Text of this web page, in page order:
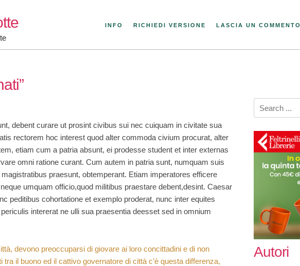
INFO RICHIEDI VERSIONE LASCIA UN COMMENTO
debent curare ut prosint civibus sui nec cuiquam in civitate sua
rectorem hoc interest quod alter commoda civium procurat, alter
etiam cum a patria absunt, ei prodesse student et inter externas
omni ratione curant. Cum autem in patria sunt, numquam suis
praesunt, obtemperant. Etiam imperatores efficere
umquam officio,quod militibus praestare debent,desint. Caesar
peditibus cohortatione et exemplo proderat, nunc inter equites
intererat ne ulli sua praesentia deesset sed in omnium
devono preoccuparsi di giovare ai loro concittadini e di non
il buono ed il cattivo governatore di città c’è questa differenza,
Search
for:
Autori